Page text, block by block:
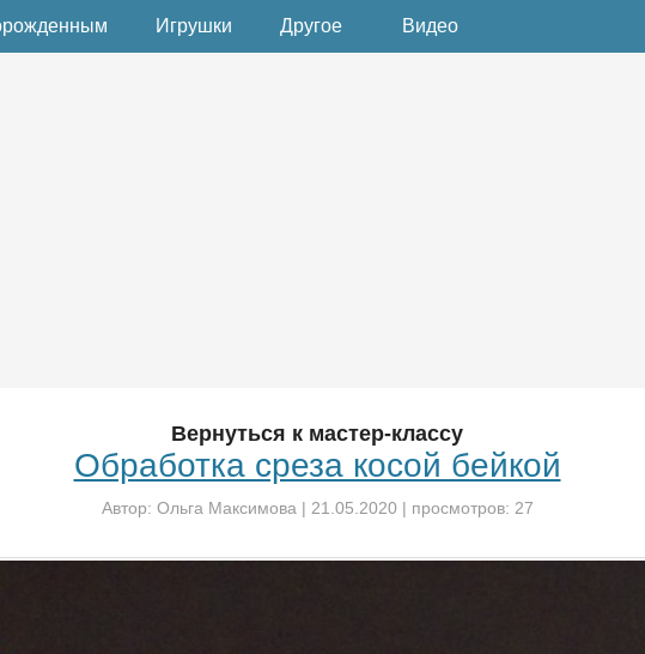
Игрушки Другое Видео
Вернуться к мастер-классу
Обработка среза косой бейкой
Автор: Ольга Максимова | 21.05.2020 | просмотров: 27